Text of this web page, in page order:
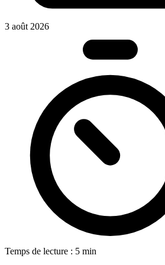
3 août 2026
Temps de lecture : 5 min